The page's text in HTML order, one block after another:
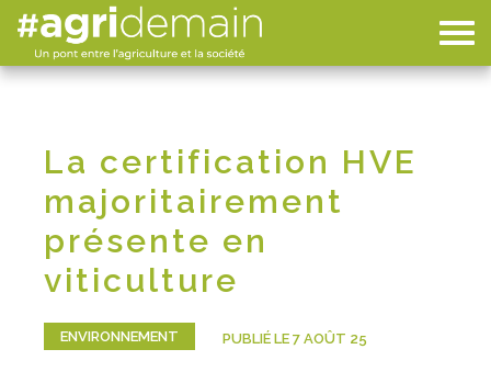
La certification HVE
majoritairement
présente en
viticulture
ENVIRONNEMENT PUBLIÉ LE 7 AOÛT 25